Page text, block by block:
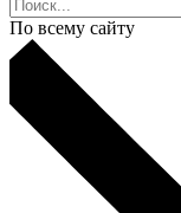
По всему сайту